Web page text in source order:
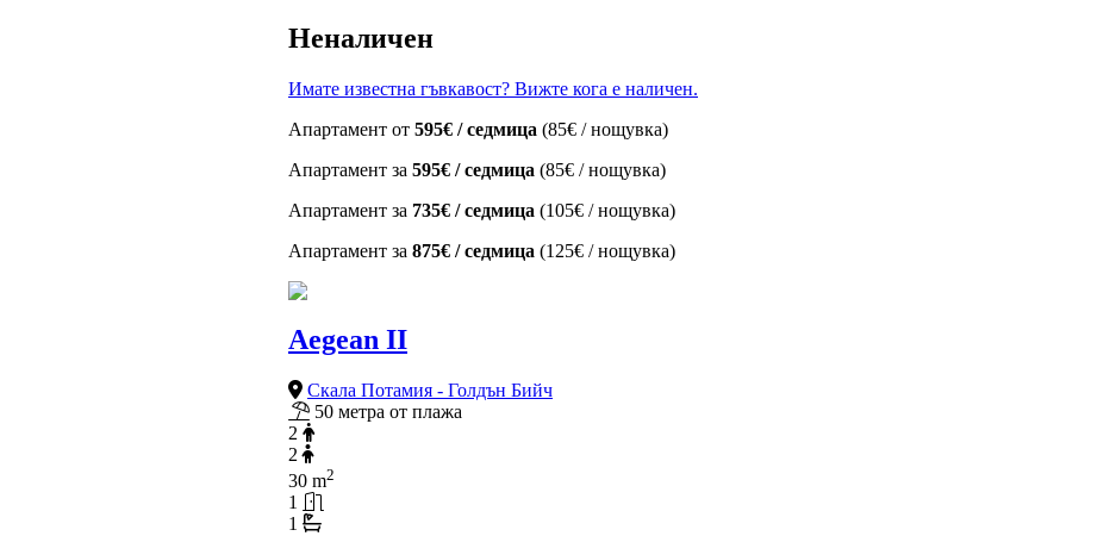
Неналичен
Имате известна гъвкавост? Вижте кога е наличен.
Апартамент от 595€ / седмица (85€ / нощувка)
Апартамент за 595€ / седмица (85€ / нощувка)
Апартамент за 735€ / седмица (105€ / нощувка)
Апартамент за 875€ / седмица (125€ / нощувка)
Aegean II
Скала Потамия - Голдън Бийч
50 метра от плажа
2
2
30 m2
1
1